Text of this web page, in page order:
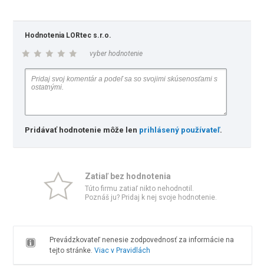
Hodnotenia LORtec s.r.o.
vyber hodnotenie
Pridávať hodnotenie môže len prihlásený používateľ.
Zatiaľ bez hodnotenia
Túto firmu zatiaľ nikto nehodnotil.
Poznáš ju? Pridaj k nej svoje hodnotenie.
Prevádzkovateľ nenesie zodpovednosť za informácie na
tejto stránke. Viac v Pravidlách